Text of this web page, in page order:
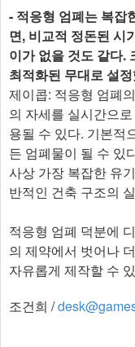
- 적응형 엄폐는 복잡
면, 비교적 정돈된 시
이가 없을 것도 같다.
최적화된 무대로 설
제이콥: 적응형 엄폐
의 자세를 실시간으
용될 수 있다. 기본적
든 엄폐물이 될 수 있
사상 가장 복잡한 유
반적인 건축 구조의
적응형 엄폐 덕분에
의 제약에서 벗어나
자유롭게 제작할 수
조건희 /